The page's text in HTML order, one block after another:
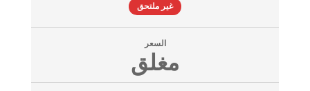
غير ملتحق
السعر
مغلق